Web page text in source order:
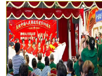
在日本的傳播與發展》劄記